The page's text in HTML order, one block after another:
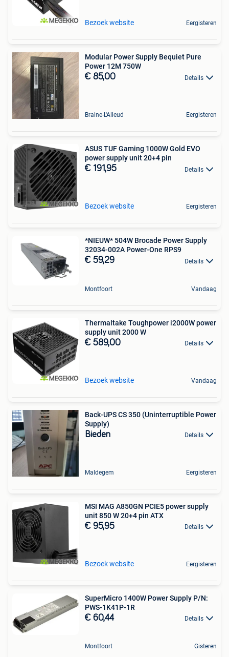
Bezoek website Eergisteren
Modular Power Supply Bequiet Pure
Power 12M 750W
€ 85,00 Details
Braine-L'Alleud Eergisteren
ASUS TUF Gaming 1000W Gold EVO
power supply unit 20+4 pin
€ 191,95 Details
Bezoek website Eergisteren
*NIEUW* 504W Brocade Power Supply
32034-002A Power-One RPS9
€ 59,29 Details
Montfoort Vandaag
Thermaltake Toughpower i2000W power
supply unit 2000 W
€ 589,00 Details
Bezoek website Vandaag
Back-UPS CS 350 (Uninterruptible Power
Supply)
Bieden Details
Maldegem Eergisteren
MSI MAG A850GN PCIE5 power supply
unit 850 W 20+4 pin ATX
€ 95,95 Details
Bezoek website Eergisteren
SuperMicro 1400W Power Supply P/N:
PWS-1K41P-1R
€ 60,44 Details
Montfoort Gisteren